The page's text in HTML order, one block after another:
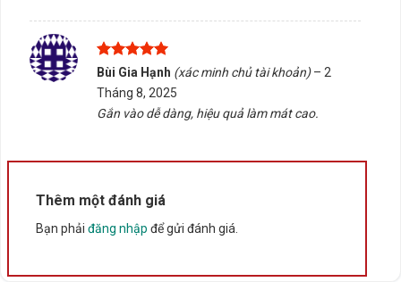
Nếu bạn đang tìm kiếm một dụng cụ hỗ trợ trình bày
hiệu quả, hãy liên hệ Tấn Phát AD để được tư vấn
chọn đúng sản phẩm, hỗ trợ kiểm tra tương thích và
nhận báo giá nhanh chóng. Chúng tôi cung cấp dịch vụ
cần hỗ trợ trực tiếp.
Được xếp
5
sao
Bùi Gia Hạnh (xác minh chủ tài khoản) – 2
Tháng 8, 2025
Gắn vào dễ dàng, hiệu quả làm mát cao.
Thêm một đánh giá
Bạn phải đăng nhập để gửi đánh giá.